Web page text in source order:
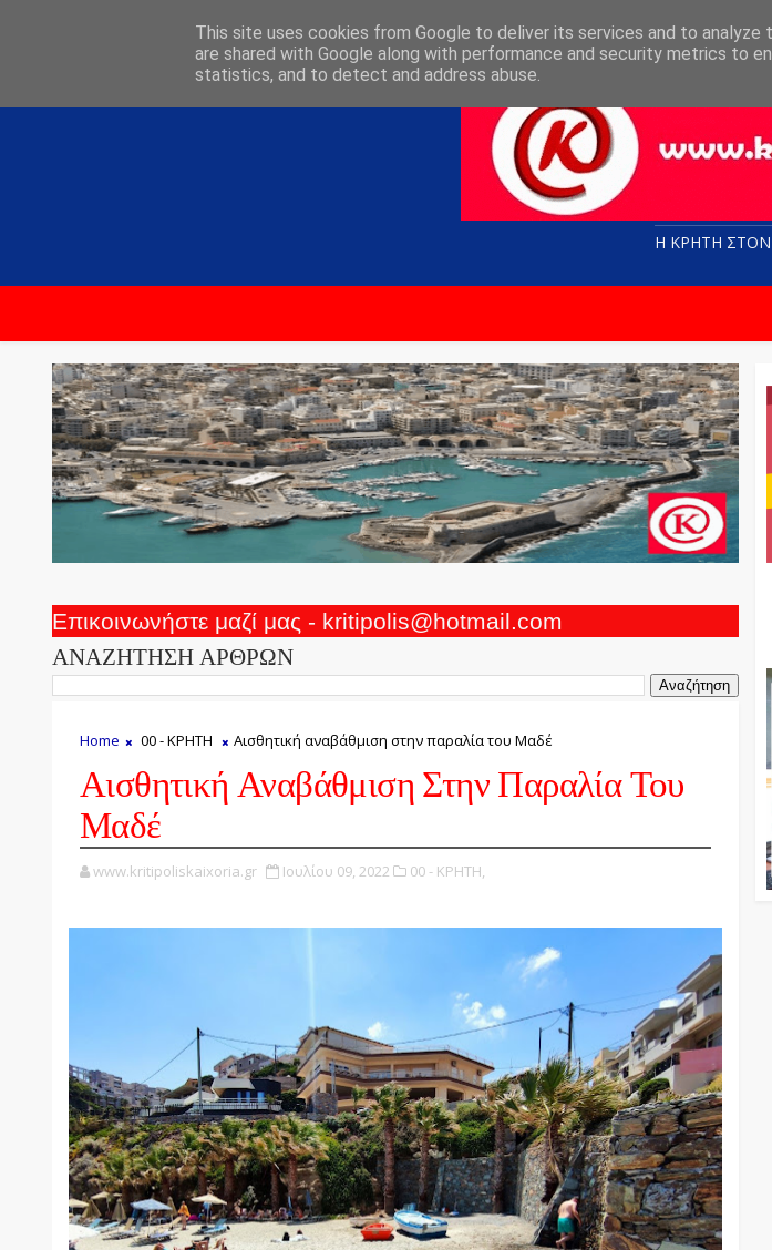
Η ΚΡΗΤΗ
Επικοινωνήστε μαζί μας - kritipolis@hotmail.com
ΑΝΑΖΗΤΗΣΗ ΑΡΘΡΩΝ
Home 00 - ΚΡΗΤΗ Αισθητική αναβάθμιση στην παραλία του Μαδέ
Αισθητική Αναβάθμιση Στην Παραλία Του
Μαδέ
www.kritipoliskaixoria.gr Ιουλίου 09, 2022 00 - ΚΡΗΤΗ,
This site uses cookies from Google to deliver its services and to analyze
are shared with Google along with performance and security metrics to
statistics, and to detect and address abuse.